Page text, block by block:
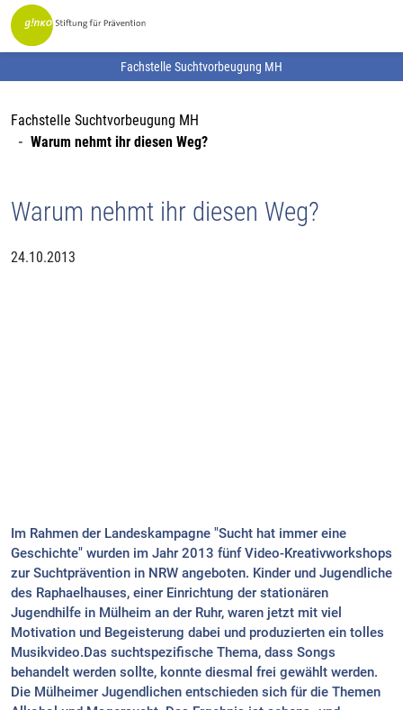
Fachstelle Suchtvorbeugung MH
Fachstelle Suchtvorbeugung MH
Warum nehmt ihr diesen Weg?
Warum nehmt ihr diesen Weg?
24.10.2013
Im Rahmen der Landeskampagne "Sucht hat immer eine
Geschichte" wurden im Jahr 2013 fünf Video-Kreativworkshops
zur Suchtprävention in NRW angeboten. Kinder und Jugendliche
des Raphaelhauses, einer Einrichtung der stationären
Jugendhilfe in Mülheim an der Ruhr, waren jetzt mit viel
Motivation und Begeisterung dabei und produzierten ein tolles
Musikvideo.Das suchtspezifische Thema, dass Songs
behandelt werden sollte, konnte diesmal frei gewählt werden.
Die Mülheimer Jugendlichen entschieden sich für die Themen